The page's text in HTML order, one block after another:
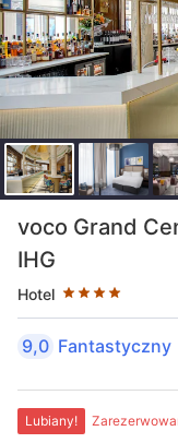
voco Grand
IHG
Hotel
Liczba
9,0 Fantastyczny
Lubiany!